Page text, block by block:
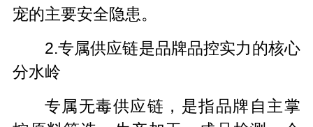
宠的主要安全隐患。
2.专属供应链是品牌品控实力的核心
分水岭
专属无毒供应链，是指品牌自主掌